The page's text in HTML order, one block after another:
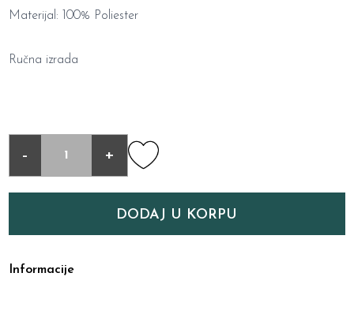
Materijal: 100% Poliester
Ručna izrada
- +
DODAJ U KORPU
Informacije